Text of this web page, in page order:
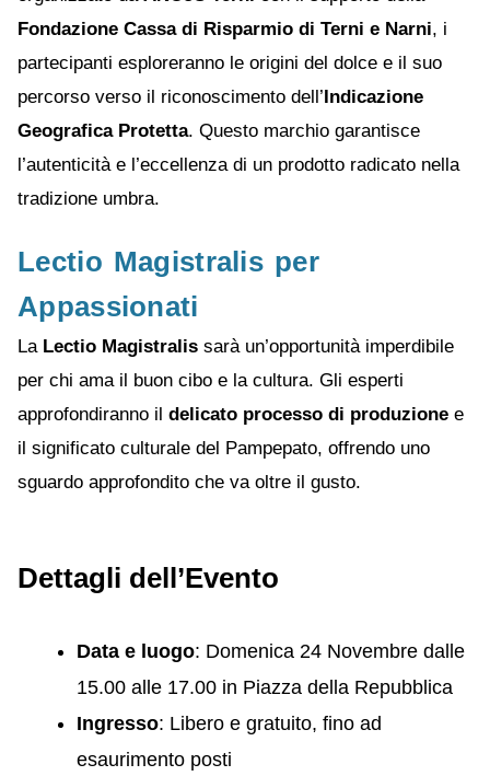
Fondazione Cassa di Risparmio di Terni e Narni, i
partecipanti esploreranno le origini del dolce e il suo
percorso verso il riconoscimento dell’ Indicazione
Geografica Protetta. Questo marchio garantisce
l’autenticità e l’eccellenza di un prodotto radicato nella
tradizione umbra.
Lectio Magistralis per
Appassionati
La Lectio Magistralis sarà un’opportunità imperdibile
per chi ama il buon cibo e la cultura. Gli esperti
approfondiranno il delicato processo di produzione e
il significato culturale del Pampepato, offrendo uno
sguardo approfondito che va oltre il gusto.
Dettagli dell’Evento
Data e luogo: Domenica 24 Novembre dalle
15.00 alle 17.00 in Piazza della Repubblica
Ingresso: Libero e gratuito, fino ad
esaurimento posti